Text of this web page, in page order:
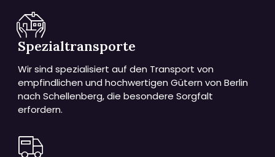
Spezialtransporte
Wir sind spezialisiert auf den Transport von
empfindlichen und hochwertigen Gütern von Berlin
nach Schellenberg, die besondere Sorgfalt
erfordern.